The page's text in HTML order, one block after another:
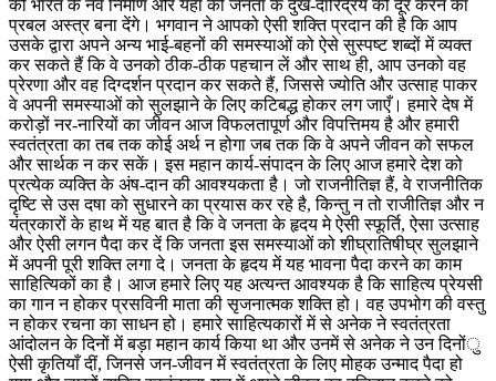
को भारत के नव निर्माण और यहाँ की जनता के दुख-दारिद्रय को दूर करने का
प्रबल अस्त्र बना देंगे। भगवान ने आपको ऐसी शक्ति प्रदान की है कि आप
उसके द्वारा अपने अन्य भाई-बहनों की समस्याओं को ऐसे सुस्पष्ट शब्दों में व्यक्त
कर सकते हैं कि वे उनको ठीक-ठीक पहचान लें और साथ ही, आप उनको वह
प्रेरणा और वह दिग्दर्शन प्रदान कर सकते हैं, जिससे ज्योति और उत्साह पाकर
वे अपनी समस्याओं को सुलझाने के लिए कटिबद्ध होकर लग जाएँ। हमारे देष में
करोड़ों नर-नारियों का जीवन आज विफलतापूर्ण और विपत्तिमय है और हमारी
स्वतंत्रता का तब तक कोई अर्थ न होगा जब तक कि वे अपने जीवन को सफल
और सार्थक न कर सकें। इस महान कार्य-संपादन के लिए आज हमारे देश को
प्रत्येक व्यक्ति के अंष-दान की आवश्यकता है। जो राजनीतिज्ञ हैं, वे राजनीतिक
दृष्टि से उस दषा को सुधारने का प्रयास कर रहे है, किन्तु न तो राजीतिज्ञ और न
यंत्रकारों के हाथ में यह बात है कि वे जनता के हृदय मे ऐसी स्फूर्ति, ऐसा उत्साह
और ऐसी लगन पैदा कर दें कि जनता इस समस्याओं को शीघ्रातिषीघ्र सुलझाने
में अपनी पूरी शक्ति लगा दे। जनता के हृदय में यह भावना पैदा करने का काम
साहित्यिकों का है। आज हमारे लिए यह अत्यन्त आवश्यक है कि साहित्य प्रेयसी
का गान न होकर प्रसविनी माता की सृजनात्मक शक्ति हो। वह उपभोग की वस्तु
न होकर रचना का साधन हो। हमारे साहित्यकारों में से अनेक ने स्वतंत्रता
आंदोलन के दिनों में बड़ा महान कार्य किया था और उनमें से अनेक ने उन दिनोंु
ऐसी कृतियाँ दीं, जिनसे जन-जीवन में स्वतंत्रता के लिए मोहक उन्माद पैदा हो